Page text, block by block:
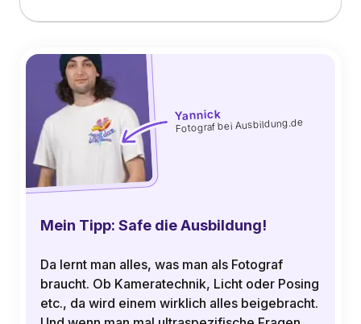
Yannick
Fotograf bei Ausbildung.de
Mein Tipp: Safe die Ausbildung!
Da lernt man alles, was man als Fotograf
braucht. Ob Kameratechnik, Licht oder Posing
etc., da wird einem wirklich alles beigebracht.